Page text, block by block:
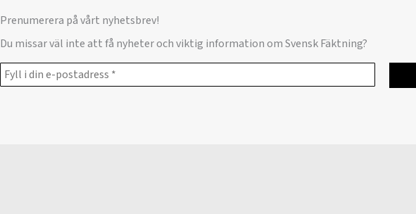
Prenumerera på vårt nyhetsbrev!
Du missar väl inte att få nyheter och viktig information om Svensk Fäktning?